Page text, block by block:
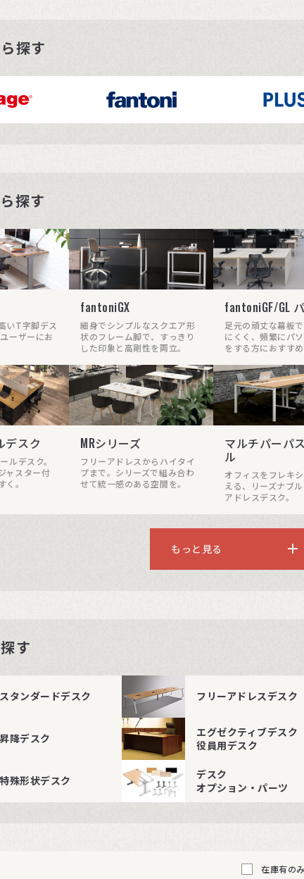
探す
探す
いT字脚デス
ーザーにお
fantoniGX
細身でシンプルなスクエア形
状のフレーム脚で、すっきり
した印象と高剛性を両立。
fantoniGF/GL
足元の頑丈な幕板
にくく、頻繁にパ
をする方におすすめ
デスク
ルデスク。
ャスター付
。
MRシリーズ
フリーアドレスからハイタイ
プまで。シリーズで組み合わ
せて統一感のある空間を。
マルチパーパ
ル
オフィスをフレキ
える、リーズナブ
アドレスデスク。
もっと見る
す
スタンダードデスク フリーアドレスデスク
昇降デスク
エグゼクティブデスク
役員用デスク
特殊形状デスク
デスク
オプション・パーツ
在庫有の